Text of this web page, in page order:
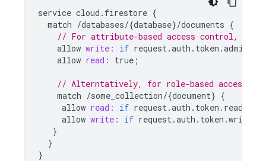
service cloud . firestore {
match /databases/{database}/documents {
// For attribute-based access control,
allow write: if request.auth . token .admin
allow read: true ;
// Alterntatively, for role-based access,
match /some_collection/{document} {
allow read: if request.auth . token . reader
allow write: if request.auth . token .writer
}
}
}